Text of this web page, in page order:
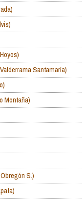
Santamaría)
Montaña)
S.)